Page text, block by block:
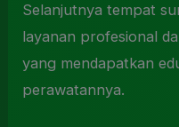
Selanjutnya tempat
layanan profesional
yang mendapatkan
perawatannya.